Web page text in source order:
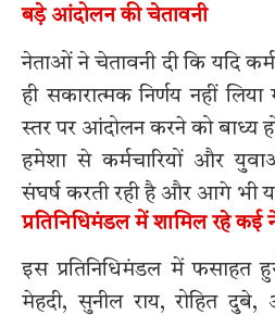
बड़े आंदोलन की चेतावनी
नेताओं ने चेतावनी दी कि यदि
ही सकारात्मक निर्णय नहीं लिया
स्तर पर आंदोलन करने को बाध्य
हमेशा से कर्मचारियों और
संघर्ष करती रही है और आगे भी
प्रतिनिधिमंडल में शामिल रहे कई
इस प्रतिनिधिमंडल में फसाहत
मेहदी, सुनील राय, रोहित